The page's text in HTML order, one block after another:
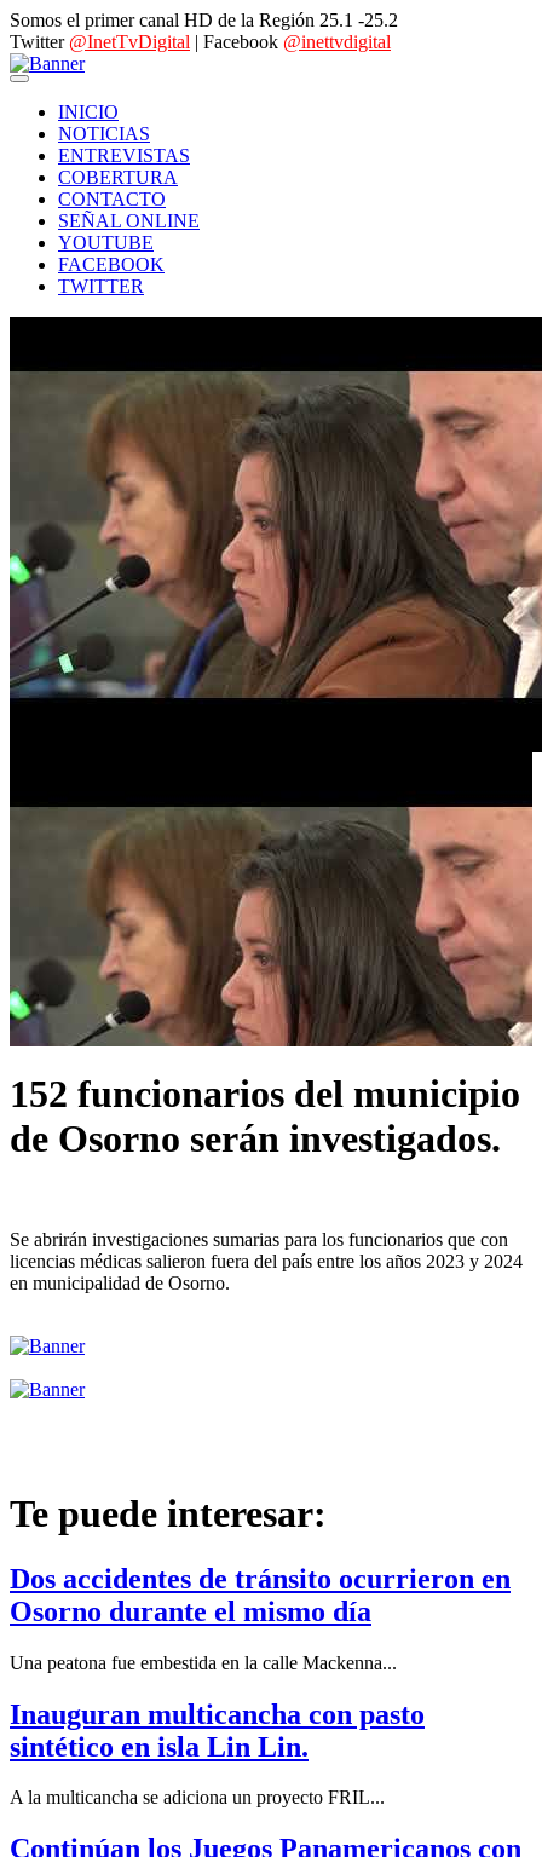
Somos el primer canal HD de la Región 25.1 -25.2
Twitter @InetTvDigital | Facebook @inettvdigital
INICIO
NOTICIAS
ENTREVISTAS
COBERTURA
CONTACTO
SEÑAL ONLINE
YOUTUBE
FACEBOOK
TWITTER
152 funcionarios del municipio
de Osorno serán investigados.
Se abrirán investigaciones sumarias para los funcionarios que con
licencias médicas salieron fuera del país entre los años 2023 y 2024
en municipalidad de Osorno.
Te puede interesar:
Dos accidentes de tránsito ocurrieron en
Osorno durante el mismo día
Una peatona fue embestida en la calle Mackenna...
Inauguran multicancha con pasto
sintético en isla Lin Lin.
A la multicancha se adiciona un proyecto FRIL...
Continúan los Juegos Panamericanos con